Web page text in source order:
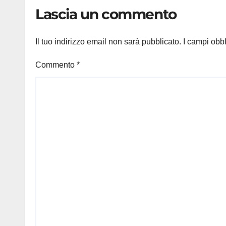
Lascia un commento
Il tuo indirizzo email non sarà pubblicato. I campi
Commento *